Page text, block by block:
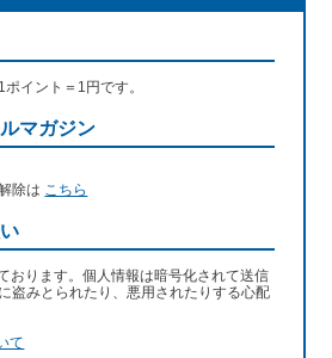
イント＝1円です。
マガジン
除は こちら
おります。個人情報は暗号化されて送信
盗みとられたり、悪用されたりする心配
て